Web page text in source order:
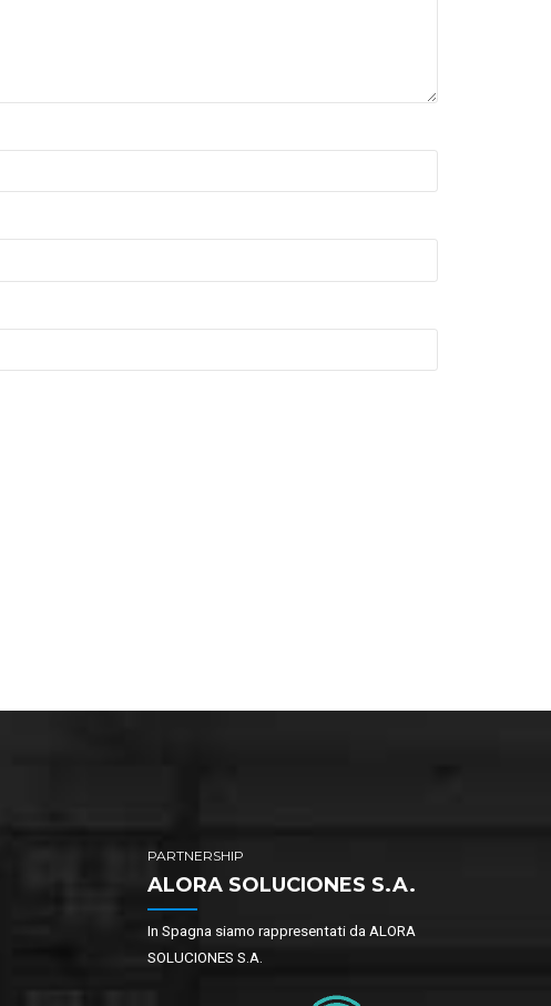
PARTNERSHIP
ALORA SOLUCIONES S.A.
In Spagna siamo rappresentati da ALORA
SOLUCIONES S.A.